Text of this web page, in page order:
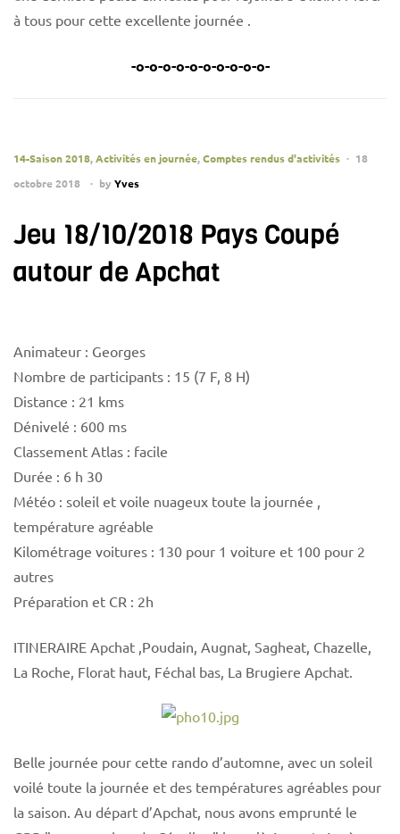
à tous pour cette excellente journée .
-o-o-o-o-o-o-o-o-o-o-
14-Saison 2018,Activités en journée,Comptes rendus d'activités
18
octobre 2018
by Yves
Jeu 18/10/2018 Pays Coupé
autour de Apchat
Animateur : Georges
Nombre de participants : 15 (7 F, 8 H)
Distance : 21 kms
Dénivelé : 600 ms
Classement Atlas : facile
Durée : 6 h 30
Météo : soleil et voile nuageux toute la journée ,
température agréable
Kilométrage voitures : 130 pour 1 voiture et 100 pour 2
autres
Préparation et CR : 2h
ITINERAIRE Apchat ,Poudain, Augnat, Sagheat, Chazelle,
La Roche, Florat haut, Féchal bas, La Brugiere Apchat.
Belle journée pour cette rando d’automne, avec un soleil
voilé toute la journée et des températures agréables pour
la saison. Au départ d’Apchat, nous avons emprunté le